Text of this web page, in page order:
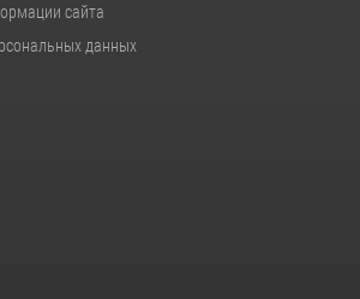
сайта
данных